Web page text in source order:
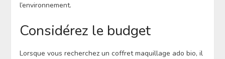
l’environnement.
Considérez le budget
Lorsque vous recherchez un coffret maquillage ado bio, il